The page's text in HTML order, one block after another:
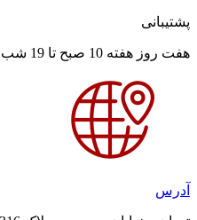
پشتیبانی
هفت روز هفته 10 صبح تا 19 شب
آدرس